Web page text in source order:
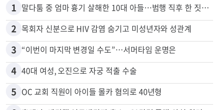
1 말다툼 중 엄마 흉기 살해한 10대 아들…범행 직후 한 짓 충격
2 목회자 신분으로 HIV 감염 숨기고 미성년자와 성관계
3 “이번이 마지막 변경일 수도”…서머타임 운명은
4 40대 여성, 오진으로 자궁 적출 수술
5 OC 교회 직원이 아이들 몰카 혐의로 40년형